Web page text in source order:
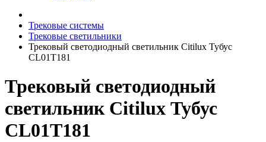
Трековые системы
Трековые светильники
Трековый светодиодный светильник Citilux Тубус
CL01T181
Трековый светодиодный
светильник Citilux Тубус
CL01T181